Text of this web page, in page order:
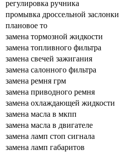
регулировка ручника
промывка дроссельной заслонки
плановое то
замена тормозной жидкости
замена топливного фильтра
замена свечей зажигания
замена салонного фильтра
замена ремня грм
замена приводного ремня
замена охлаждающей жидкости
замена масла в мкпп
замена масла в двигателе
замена ламп стоп сигнала
замена ламп габаритов